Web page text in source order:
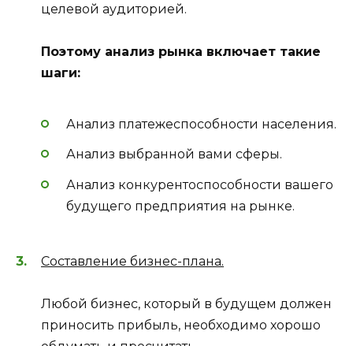
целевой аудиторией.
Поэтому анализ рынка включает такие
шаги:
Анализ платежеспособности населения.
Анализ выбранной вами сферы.
Анализ конкурентоспособности вашего
будущего предприятия на рынке.
Составление бизнес-плана.
Любой бизнес, который в будущем должен
приносить прибыль, необходимо хорошо